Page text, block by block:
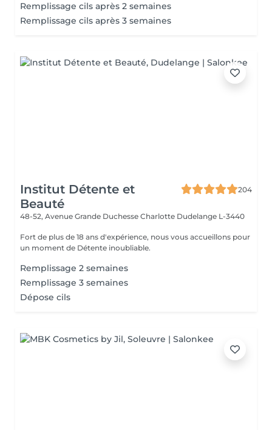
Remplissage cils après 2 semaines
Remplissage cils après 3 semaines
Institut Détente et
Beauté
204
48-52, Avenue Grande Duchesse Charlotte Dudelange L-3440
Fort de plus de 18 ans d'expérience, nous vous accueillons pour
un moment de Détente inoubliable.
Remplissage 2 semaines
Remplissage 3 semaines
Dépose cils